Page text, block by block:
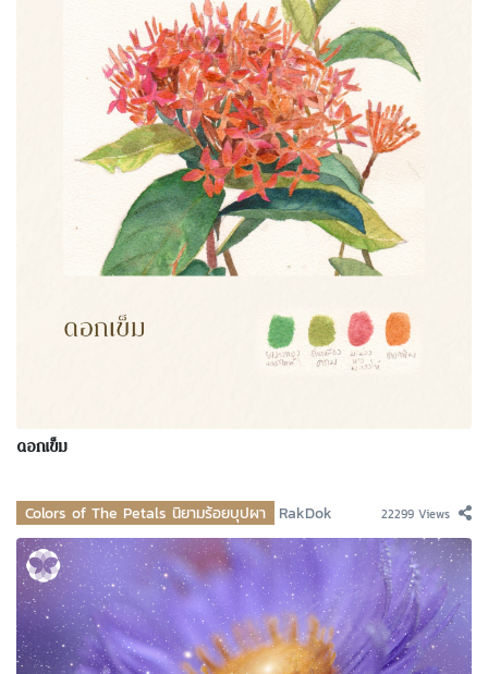
ดอกเข็ม
Colors of The Petals นิยามร้อยบุปผา RakDok 22299 Views